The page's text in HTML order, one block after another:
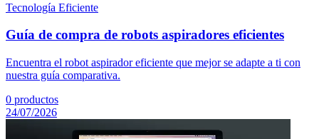
Tecnología Eficiente
Guía de compra de robots aspiradores eficientes
Encuentra el robot aspirador eficiente que mejor se adapte a ti con
nuestra guía comparativa.
0 productos
24/07/2026